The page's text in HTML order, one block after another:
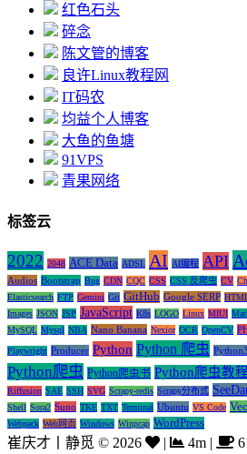
红色石头
碎念
陈文管的博客
良许Linux教程网
IT码农
均益个人博客
大鱼的鱼塘
91VPS
青果网络
标签云
2022 2048 ACE Data ADSL AI AI编程 API
Audios Bootstrap Bug CDN CQC CSS CSS 反爬虫 CV
Elasticsearch FTP Gemini Git GitHub Google SERP
Images JSON JSP JavaScript K8s LOGO Linux MIUI
MySQL Mysql NBA Nano Banana Nexior OCR OpenCV
Playwright Producer Python Python 爬虫 Python3
Python爬虫 Python爬虫书 Python爬虫教程
Riffusion SAE SSH SVG Scrapy-redis Scrapy分布式
Shell Sora2 Suno TKE TXT Terminal Ubuntu VS Code Veo
Webpack Web网页 Windows Winpcap WordPress
崔庆才丨静觅 © 2026 | 4m |